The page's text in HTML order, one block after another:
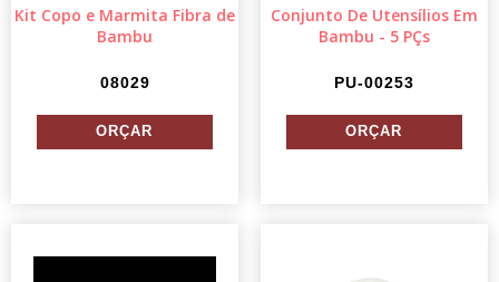
Kit Copo e Marmita Fibra de
Bambu
08029
Conjunto De Utensílios Em
Bambu - 5 PÇs
PU-00253